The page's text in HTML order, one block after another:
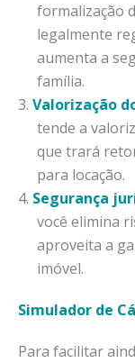
formalização
legalmente
aumenta a
família.
Valorização
tende a
que trará
para locação.
Segurança
você elimina
aproveita a
imóvel.
Simulador de
Para facilitar